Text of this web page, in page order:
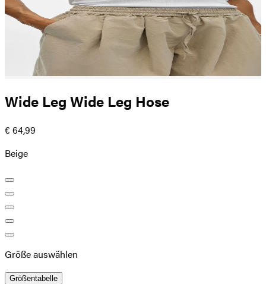
Wide Leg Wide Leg Hose
€ 64,99
Beige
Größe auswählen
Größentabelle